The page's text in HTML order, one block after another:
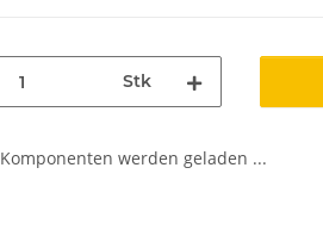
Stk
Komponenten werden geladen ...